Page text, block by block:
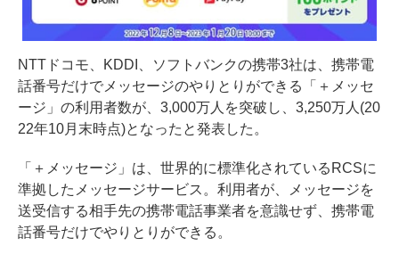
NTTドコモ、KDDI、ソフトバンクの携帯3社は、携帯電
話番号だけでメッセージのやりとりができる「＋メッセ
ージ」の利用者数が、3,000万人を突破し、3,250万人(20
22年10月末時点)となったと発表した。
「＋メッセージ」は、世界的に標準化されているRCSに
準拠したメッセージサービス。利用者が、メッセージを
送受信する相手先の携帯電話事業者を意識せず、携帯電
話番号だけでやりとりができる。